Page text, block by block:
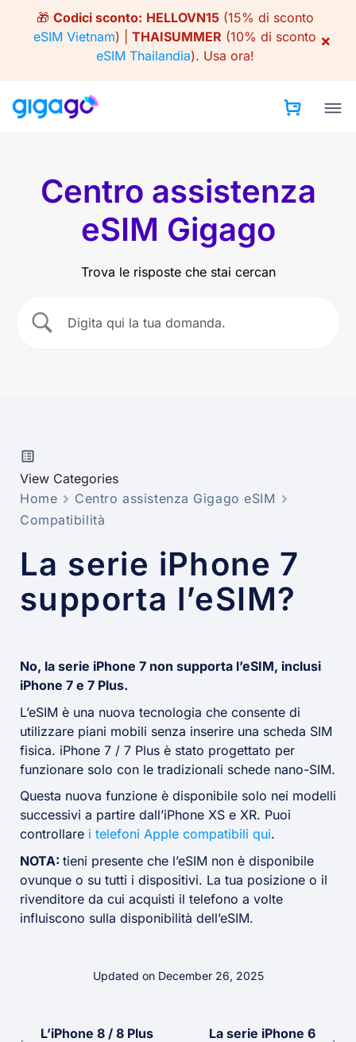
content
🎁 Codici sconto: HELLOVN15(15% di sconto
eSIM Vietnam) | THAISUMMER (10% di sconto
eSIM Thailandia). Usa ora!
×
Centro assistenza
eSIM Gigago
Trova le risposte che stai cercan
View Categories
Home
Centro assistenza Gigago eSIM
Compatibilità
La serie iPhone 7
supporta l’eSIM?
No, la serie iPhone 7 non supporta l’eSIM, inclusi
iPhone 7 e 7 Plus.
L’eSIM è una nuova tecnologia che consente di
utilizzare piani mobili senza inserire una scheda SIM
fisica. iPhone 7 / 7 Plus è stato progettato per
funzionare solo con le tradizionali schede nano-SIM.
Questa nuova funzione è disponibile solo nei modelli
successivi a partire dall’iPhone XS e XR. Puoi
controllare i telefoni Apple compatibili qui.
NOTA: tieni presente che l’eSIM non è disponibile
ovunque o su tutti i dispositivi. La tua posizione o il
rivenditore da cui acquisti il telefono a volte
influiscono sulla disponibilità dell’eSIM.
Updated on December 26, 2025
L’iPhone 8 / 8 Plus
La serie iPhone 6